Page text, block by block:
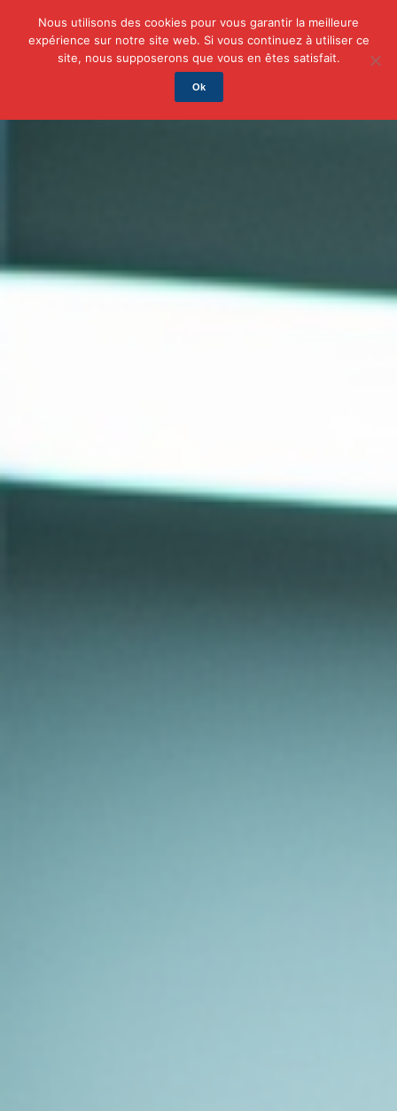
Auto/Moto Business Famille Finance
Nous utilisons des cookies pour vous garantir la meilleure
expérience sur notre site web. Si vous continuez à utiliser ce
site, nous supposerons que vous en êtes satisfait.
Ok